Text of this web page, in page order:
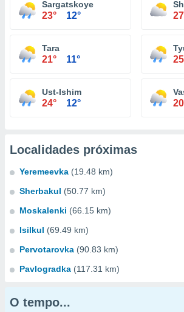
Sargatskoye
23° 12°
Tara
21° 11°
Ust-Ishim
24° 12°
Localidades próximas
Yeremeevka (19.48 km)
Sherbakul (50.77 km)
Moskalenki (66.15 km)
Isilkul (69.49 km)
Pervotarovka (90.83 km)
Pavlogradka (117.31 km)
O tempo...